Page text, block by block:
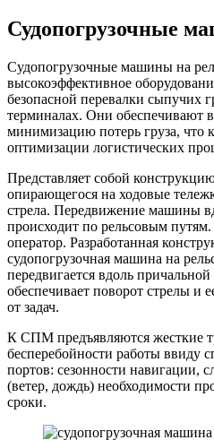
Судопогрузочные
Судопогрузочные машины на
высокоэффективное
безопасной перевалки сыпучих
терминалах. Они обеспечивают
минимизацию потерь груза, что
оптимизации логистических
Представляет собой
опирающегося на ходовые
стрела. Передвижение машины
происходит по рельсовым
оператор. Разработанная
судопогрузочная машина на
передвигается вдоль
обеспечивает поворот стрелы и
от задач.
К СПМ предъявляются жесткие
бесперебойности работы ввиду
портов: сезонности навигации,
(ветер, дождь) необходимости
сроки.